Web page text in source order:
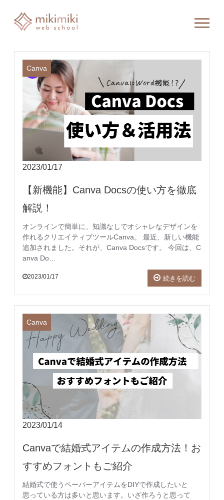
Canva
2023/01/17
【新機能】Canva Docsの使い方を徹底
解説！
オンラインで簡単に、知識なしでオシャレなデザインを
作れるクリエイティブツールCanva。 最近、新しい機能
追加されました。それが、Canva Docsです。 今回は、C
anva Do…
2023/01/17 続きを読む
Canva
2023/01/14
Canvaで結婚式アイテムの作成方法！お
すすめフォントもご紹介
結婚式で使うペーパーアイテムをDIYで作成したいと
思っている方は多いと思います。いざ作ろうと思って